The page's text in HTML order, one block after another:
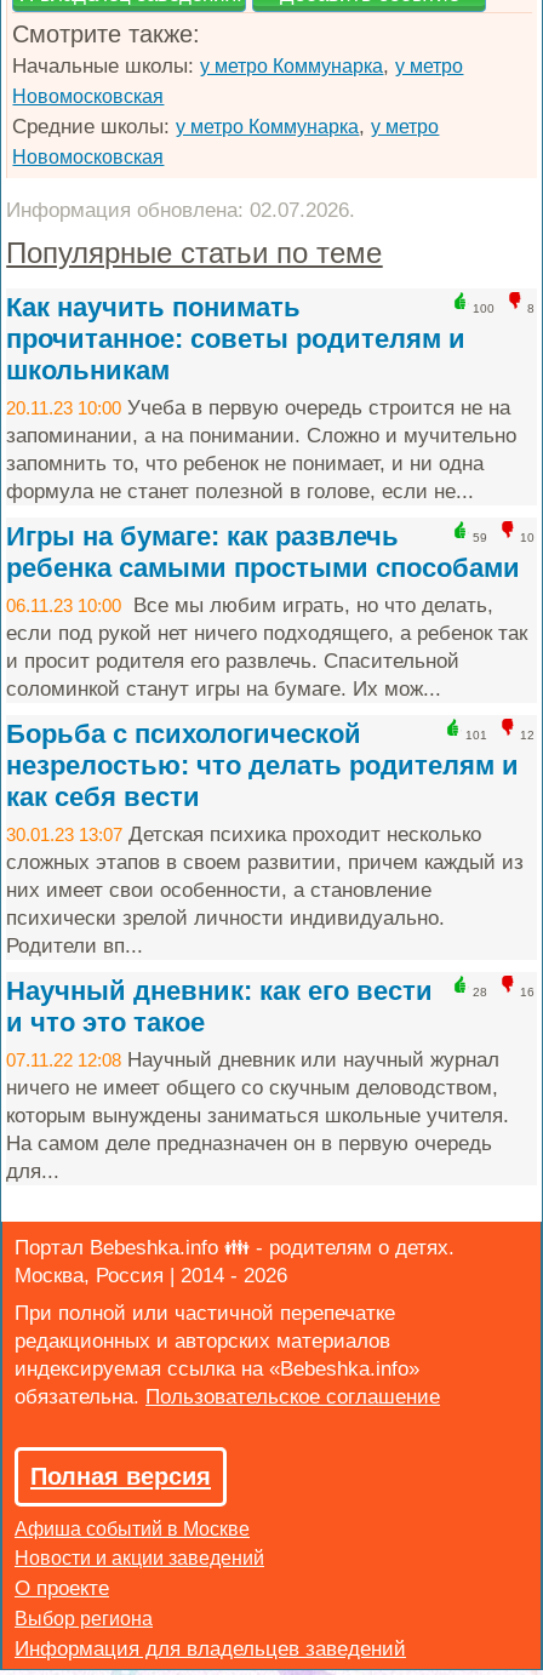
Смотрите также:
Начальные школы:у метро Коммунарка,у метро
Новомосковская
Средние школы:у метро Коммунарка,у метро
Новомосковская
Информация обновлена: 02.07.2026.
Популярные статьи по теме
100 8
Как научить понимать
прочитанное: советы родителям и
школьникам
20.11.23 10:00 Учеба в первую очередь строится не на
запоминании, а на понимании. Сложно и мучительно
запомнить то, что ребенок не понимает, и ни одна
формула не станет полезной в голове, если не...
59 10
Игры на бумаге: как развлечь
ребенка самыми простыми способами
06.11.23 10:00 Все мы любим играть, но что делать,
если под рукой нет ничего подходящего, а ребенок так
и просит родителя его развлечь. Спасительной
соломинкой станут игры на бумаге. Их мож...
101 12
Борьба с психологической
незрелостью: что делать родителям и
как себя вести
30.01.23 13:07 Детская психика проходит несколько
сложных этапов в своем развитии, причем каждый из
них имеет свои особенности, а становление
психически зрелой личности индивидуально.
Родители вп...
28 16
Научный дневник: как его вести
и что это такое
07.11.22 12:08 Научный дневник или научный журнал
ничего не имеет общего со скучным деловодством,
которым вынуждены заниматься школьные учителя.
На самом деле предназначен он в первую очередь
для...
Портал Bebeshka.info 👪 - родителям о детях.
Москва, Россия | 2014 - 2026
При полной или частичной перепечатке
редакционных и авторских материалов
индексируемая ссылка на «Bebeshka.info»
обязательна.
Полная версия
Афиша событий в Москве
Новости и акции заведений
Выбор региона